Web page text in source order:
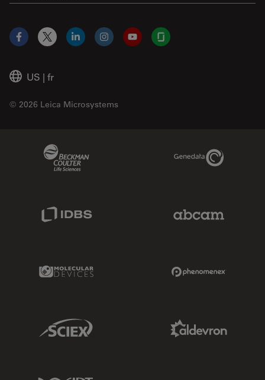
US | fr
© 2026 Leica Microsystems
Facebook
X LinkedInInstagramYouTubeGlassdoor
Genedata Link
Molecular Devices Link
Sciex Link
IDT Link